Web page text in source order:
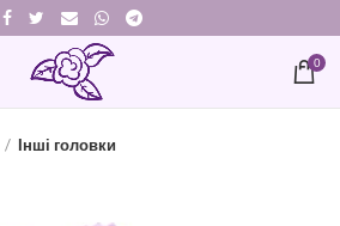
0
Інші головки